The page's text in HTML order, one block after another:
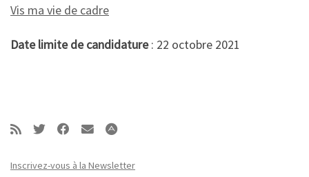
Vis ma vie de cadre
Date limite de candidature: 22 octobre 2021
Inscrivez-vous à la Newsletter